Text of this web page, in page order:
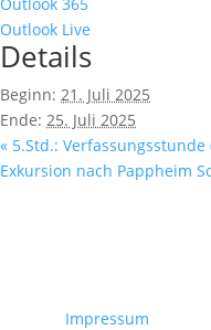
Outlook Live
Details
Beginn: 21. Juli 2025
Ende: 25. Juli 2025
« 5.Std.: Verfassungsstunde
Exkursion nach Pappheim
Impressum